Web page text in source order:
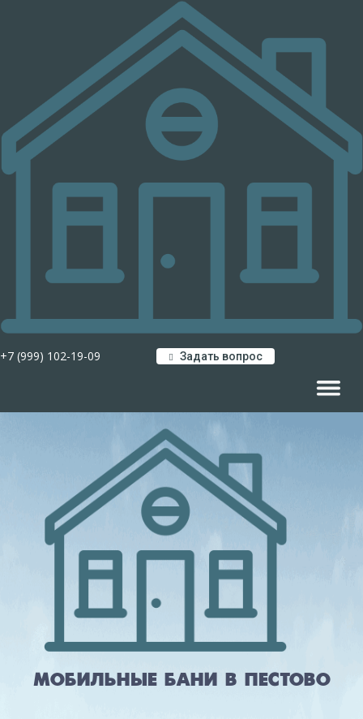
+7 (999) 102-19-09 Задать вопрос
МОБИЛЬНЫЕ БАНИ В ПЕСТОВО